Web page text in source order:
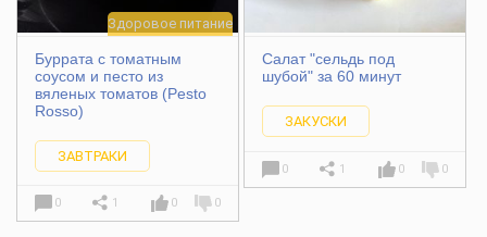
Здоровое питание
Буррата с томатным
соусом и песто из
вяленых томатов (Pesto
Rosso)
ЗАВТРАКИ
0 1 0 0
Салат "сельдь под
шубой" за 60 минут
ЗАКУСКИ
0 1 0 0